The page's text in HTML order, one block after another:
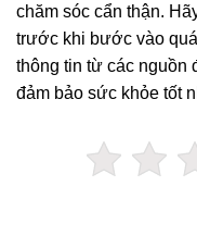
chăm sóc cẩn thận.
trước khi bước vào
thông tin từ các nguồn
đảm bảo sức khỏe tốt